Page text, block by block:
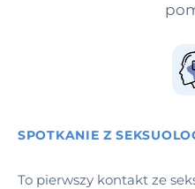
SPOTKANIE Z
To pierwszy kontakt ze